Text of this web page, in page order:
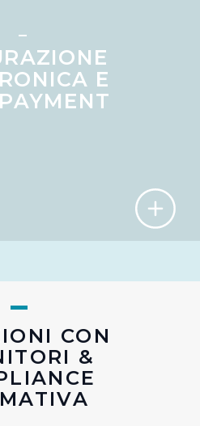
l’Utente può gestire
selezionando i
le terze parti destinatarie
tecnici. La chiusura del
di quelli tecnici
E
CON
&